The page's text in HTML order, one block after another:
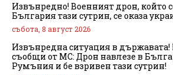
Извънредно! Военният дрон, който
България тази сутрин, се оказа
събота, 8 август 2026
Извънредна ситуация в
съобщи от МС: Дрон навлезе в
Румъния и бе взривен тази сутрин!